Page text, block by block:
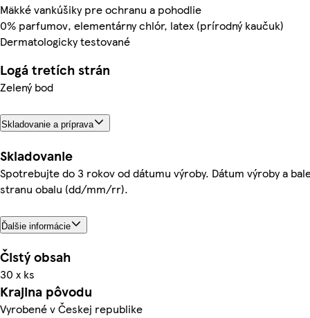
Mäkké vankúšiky pre ochranu a pohodlie
0% parfumov, elementárny chlór, latex (prírodný kaučuk)
Dermatologicky testované
Logá tretích strán
Zelený bod
Skladovanie a príprava
Skladovanie
Spotrebujte do 3 rokov od dátumu výroby. Dátum výroby a
stranu obalu (dd/mm/rr).
Ďalšie informácie
Čistý obsah
30 x ks
Krajina pôvodu
Vyrobené v Českej republike